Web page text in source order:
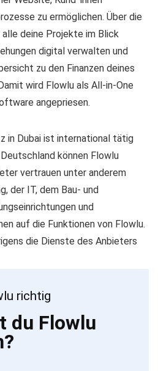
zu ermöglichen. Über die
deine Projekte im Blick
digital verwalten und
zu den Finanzen deines
wird Flowlu als All-in-One
angepriesen.
in Dubai ist international tätig
können Flowlu
vertrauen unter anderem
der IT, dem Bau- und
und
auf die Funktionen von Flowlu.
die Dienste des Anbieters
richtig
du Flowlu